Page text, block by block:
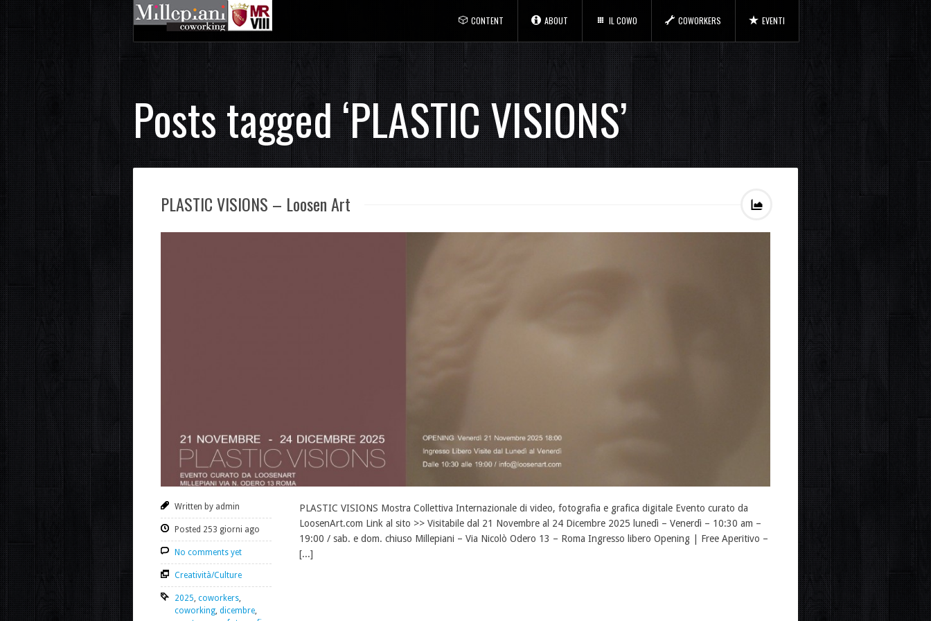
CONTENT ABOUT IL COWO COWORKERS EVENTI
Posts tagged ‘PLASTIC VISIONS’
PLASTIC VISIONS – Loosen Art
Written by admin
Posted 253 giorni ago
No comments yet
Creatività/Culture
2025 coworkers
coworking dicembre
PLASTIC VISIONS Mostra Collettiva Internazionale di video, fotografia e grafica digitale Evento curato da
LoosenArt.com Link al sito >> Visitabile dal 21 Novembre al 24 Dicembre 2025 lunedì – Venerdì – 10:30 am –
19:00 / sab. e dom. chiuso Millepiani – Via Nicolò Odero 13 – Roma Ingresso libero Opening | Free Aperitivo –
[...]